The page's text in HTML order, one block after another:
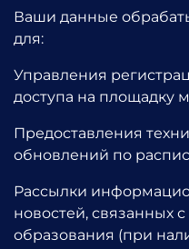
Ваши данные
для:
Управления
доступа на площадку
Предоставления
обновлений по
Рассылки
новостей, связанных
образования (при